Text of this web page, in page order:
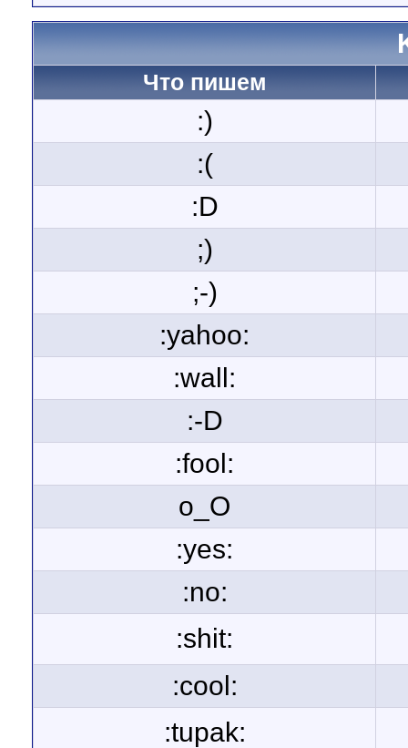
Что пишем
:)
:(
:D
;)
;-)
:yahoo:
:wall:
:-D
:fool:
o_O
:yes:
:no:
:shit:
:cool:
:tupak: